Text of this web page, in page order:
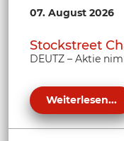
07. August 2026
Stockstreet
DEUTZ – Aktie
Weiterlesen...